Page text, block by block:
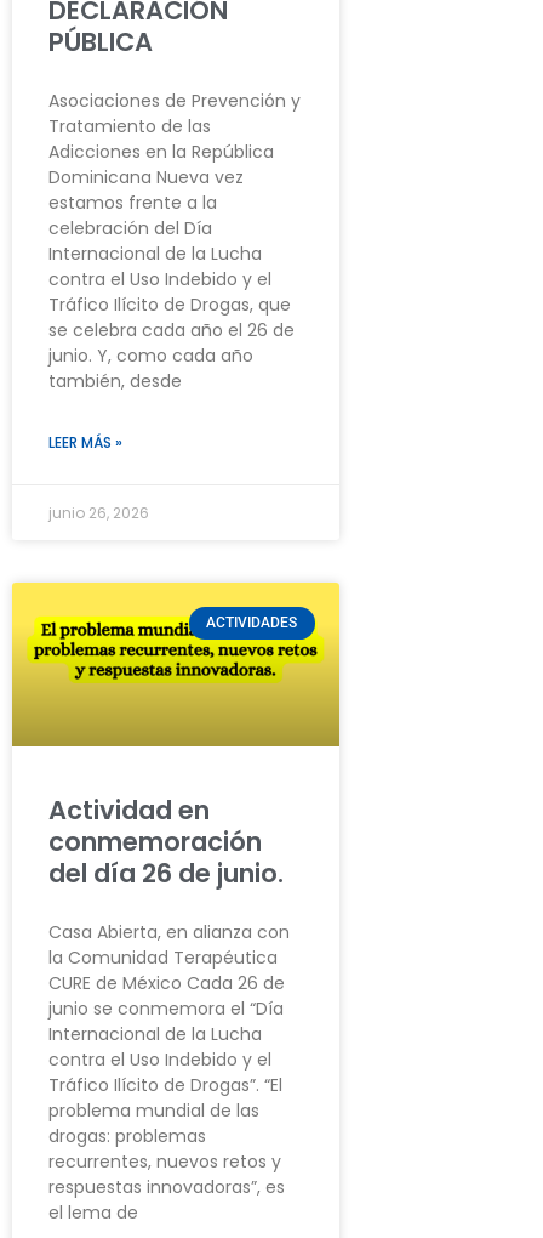
DECLARACIÓN
PÚBLICA
Asociaciones de Prevención y
Tratamiento de las
Adicciones en la República
Dominicana Nueva vez
estamos frente a la
celebración del Día
Internacional de la Lucha
contra el Uso Indebido y el
Tráfico Ilícito de Drogas, que
se celebra cada año el 26 de
junio. Y, como cada año
también, desde
LEER MÁS »
junio 26, 2026
ACTIVIDADES
Actividad en
conmemoración
del día 26 de junio.
Casa Abierta, en alianza con
la Comunidad Terapéutica
CURE de México Cada 26 de
junio se conmemora el “Día
Internacional de la Lucha
contra el Uso Indebido y el
Tráfico Ilícito de Drogas”. “El
problema mundial de las
drogas: problemas
recurrentes, nuevos retos y
respuestas innovadoras”, es
el lema de